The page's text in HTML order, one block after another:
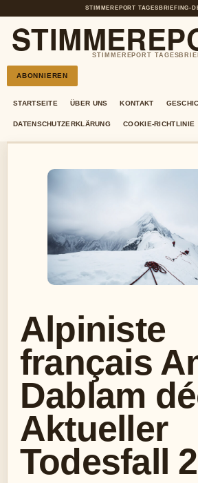
STIMMEREPORT TAGESBRIEFING•
STIMMEREPORT
ABONNIEREN
STARTSEITE ÜBER UNS KONTAKT
DATENSCHUTZERKLÄRUNG COOKIE-RICHTLINIE
Alpiniste
français
Dablam
Aktueller
Todesfall